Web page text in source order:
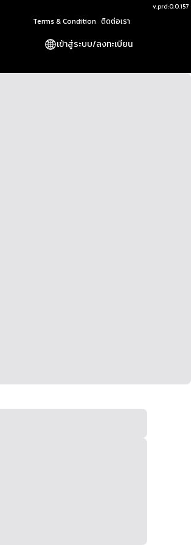
v.prd:0.0.157
Terms & Condition ติดต่อเรา
เข้าสู่ระบบ/ลงทะเบียน